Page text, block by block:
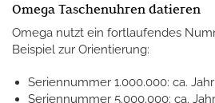
Omega Taschenuhren datieren
Omega nutzt ein fortlaufendes
Beispiel zur Orientierung:
Seriennummer 1.000.000: ca.
Seriennummer 5.000.000: ca.